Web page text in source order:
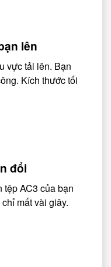
lên
vực tải lên. Bạn
Kích thước tối
đổi
tệp AC3 của bạn
mất vài giây.